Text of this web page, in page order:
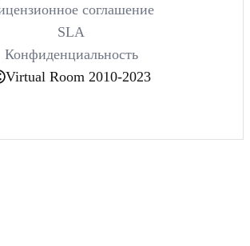
Virtual Room 2010-2023
соглашение
SLA
Конфиденциальность